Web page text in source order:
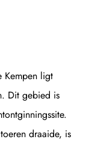
Kempen ligt
Dit gebied is
draaide, is